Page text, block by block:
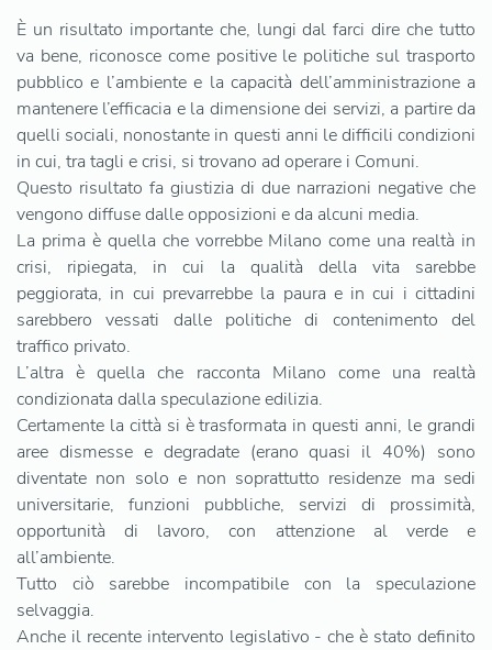
È un risultato importante che, lungi dal farci dire che tutto
va bene, riconosce come positive le politiche sul trasporto
pubblico e l’ambiente e la capacità dell’amministrazione a
mantenere l’efficacia e la dimensione dei servizi, a partire da
quelli sociali, nonostante in questi anni le difficili condizioni
in cui, tra tagli e crisi, si trovano ad operare i Comuni.
Questo risultato fa giustizia di due narrazioni negative che
vengono diffuse dalle opposizioni e da alcuni media.
La prima è quella che vorrebbe Milano come una realtà in
crisi, ripiegata, in cui la qualità della vita sarebbe
peggiorata, in cui prevarrebbe la paura e in cui i cittadini
sarebbero vessati dalle politiche di contenimento del
traffico privato.
L’altra è quella che racconta Milano come una realtà
condizionata dalla speculazione edilizia.
Certamente la città si è trasformata in questi anni, le grandi
aree dismesse e degradate (erano quasi il 40%) sono
diventate non solo e non soprattutto residenze ma sedi
universitarie, funzioni pubbliche, servizi di prossimità,
opportunità di lavoro, con attenzione al verde e
all’ambiente.
Tutto ciò sarebbe incompatibile con la speculazione
selvaggia.
Anche il recente intervento legislativo - che è stato definito